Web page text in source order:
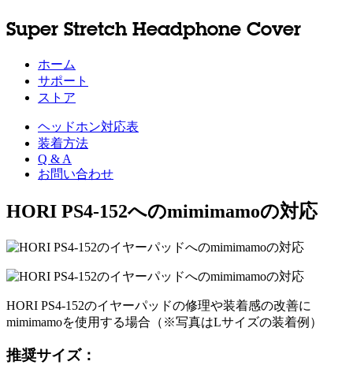
Super Stretch Headphone Cover
ホーム
サポート
ストア
ヘッドホン対応表
装着方法
Q & A
お問い合わせ
HORI PS4-152へのmimimamoの対応
HORI PS4-152のイヤーパッドの修理や装着感の改善に
mimimamoを使用する場合（※写真はLサイズの装着例）
推奨サイズ：